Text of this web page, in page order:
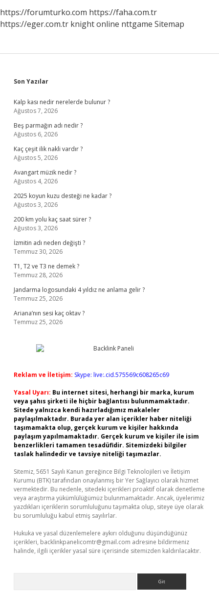
https://forumturko.com https://faha.com.tr
https://eger.com.tr knight online nttgame Sitemap
Sidebar
Son Yazılar
Kalp kası nedir nerelerde bulunur ?
Ağustos 7, 2026
Beş parmağın adı nedir ?
Ağustos 6, 2026
Kaç çeşit ilik nakli vardır ?
Ağustos 5, 2026
Avangart müzik nedir ?
Ağustos 4, 2026
2025 koyun kuzu desteği ne kadar ?
Ağustos 3, 2026
200 km yolu kaç saat sürer ?
Ağustos 3, 2026
İzmitin adı neden değişti ?
Temmuz 30, 2026
T1, T2 ve T3 ne demek ?
Temmuz 28, 2026
Jandarma logosundaki 4 yıldız ne anlama gelir ?
Temmuz 25, 2026
Ariana’nın sesi kaç oktav ?
Temmuz 25, 2026
Reklam ve İletişim: Skype: live:.cid.575569c608265c69
Yasal Uyarı: Bu internet sitesi, herhangi bir marka, kurum
veya şahıs şirketi ile hiçbir bağlantısı bulunmamaktadır.
Sitede yalnızca kendi hazırladığımız makaleler
paylaşılmaktadır. Burada yer alan içerikler haber niteliği
taşımamakta olup, gerçek kurum ve kişiler hakkında
paylaşım yapılmamaktadır. Gerçek kurum ve kişiler ile isim
benzerlikleri tamamen tesadüfidir. Sitemizdeki bilgiler
taslak halindedir ve tavsiye niteliği taşımazlar.
Sitemiz, 5651 Sayılı Kanun gereğince Bilgi Teknolojileri ve İletişim
Kurumu (BTK) tarafından onaylanmış bir Yer Sağlayıcı olarak hizmet
vermektedir. Bu nedenle, sitedeki içerikleri proaktif olarak denetleme
veya araştırma yükümlülüğümüz bulunmamaktadır. Ancak, üyelerimiz
yazdıkları içeriklerin sorumluluğunu taşımakta olup, siteye üye olarak
bu sorumluluğu kabul etmiş sayılırlar.
Hukuka ve yasal düzenlemelere aykırı olduğunu düşündüğünüz
içerikleri, backlinkpanelicomtr@gmail.com adresine bildirmeniz
halinde, ilgili içerikler yasal süre içerisinde sitemizden kaldırılacaktır.